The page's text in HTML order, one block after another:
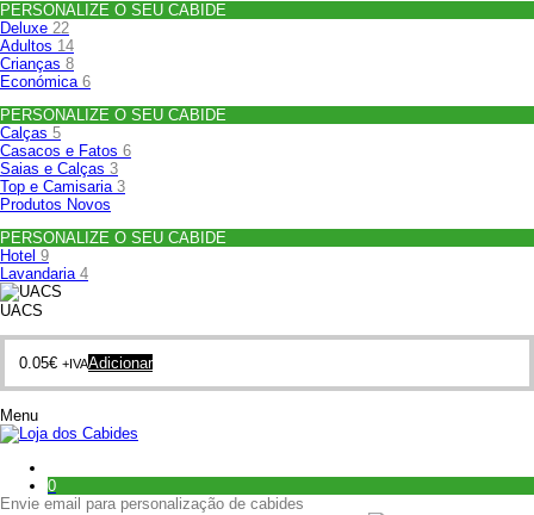
PERSONALIZE O SEU CABIDE
Deluxe 22
Adultos 14
Crianças 8
Económica 6
PERSONALIZE O SEU CABIDE
Calças 5
Casacos e Fatos 6
Saias e Calças 3
Top e Camisaria 3
Produtos Novos
PERSONALIZE O SEU CABIDE
Hotel 9
Lavandaria 4
UACS
0.05€ +IVAAdicionar
Menu
0
Envie email para personalização de cabides